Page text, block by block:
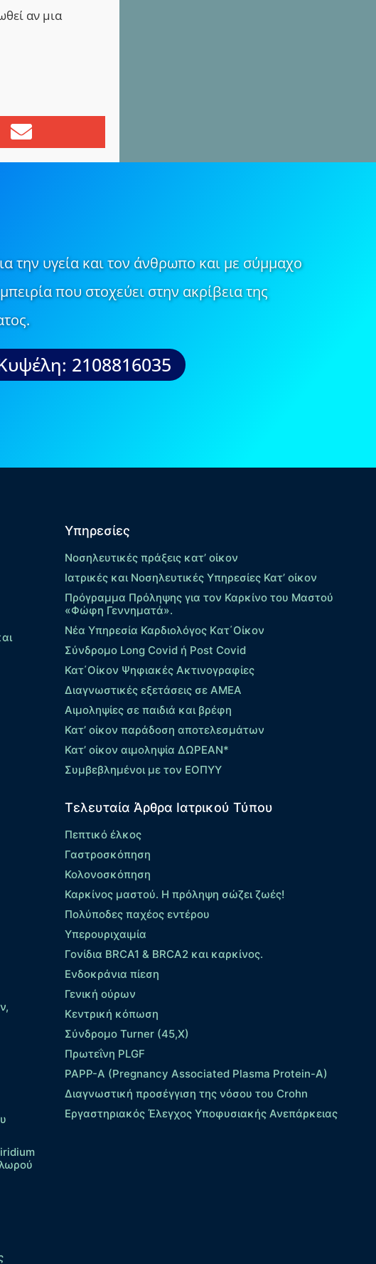
αν μια
την υγεία και τον άνθρωπο και με σύμμαχο
που στοχεύει στην ακρίβεια της
2108816035
Υπηρεσίες
Νοσηλευτικές πράξεις κατ’ οίκον
Ιατρικές και Νοσηλευτικές Υπηρεσίες Κατ’ οίκον
Πρόγραμμα Πρόληψης για τον Καρκίνο του Μαστού
«Φώφη Γεννηματά».
Νέα Υπηρεσία Καρδιολόγος Kατ΄Οίκον
Σύνδρομο Long Covid ή Post Covid
Κατ΄Οίκον Ψηφιακές Ακτινογραφίες
Διαγνωστικές εξετάσεις σε ΑΜΕΑ
Αιμοληψίες σε παιδιά και βρέφη
Κατ’ οίκον παράδοση αποτελεσμάτων
Κατ’ οίκον αιμοληψία ΔΩΡΕΑΝ*
Συμβεβλημένοι με τον ΕΟΠΥΥ
Τελευταία Άρθρα Ιατρικού Τύπου
Πεπτικό έλκος
Γαστροσκόπηση
Κολονοσκόπηση
Καρκίνος μαστού. Η πρόληψη σώζει ζωές!
Πολύποδες παχέος εντέρου
Yπερουριχαιμία
Γονίδια BRCA1 & BRCA2 και καρκίνος.
Ενδοκράνια πίεση
Γενική ούρων
Κεντρική κόπωση
Σύνδρομο Turner (45,X)
Πρωτεΐνη PLGF
PAPP-A (Pregnancy Associated Plasma Protein-A)
Διαγνωστική προσέγγιση της νόσου του Crohn
Εργαστηριακός Έλεγχος Υποφυσιακής Ανεπάρκειας